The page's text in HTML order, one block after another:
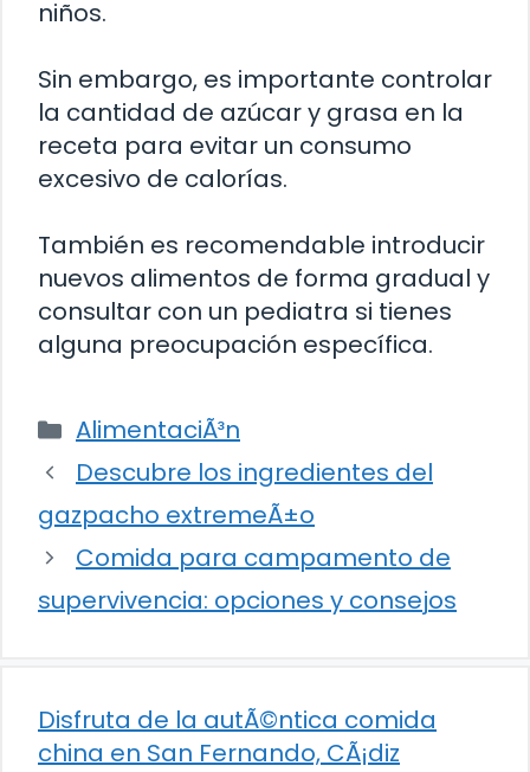
niños.
Sin embargo, es importante controlar
la cantidad de azúcar y grasa en la
receta para evitar un consumo
excesivo de calorías.
También es recomendable introducir
nuevos alimentos de forma gradual y
consultar con un pediatra si tienes
alguna preocupación específica.
Categorías
AlimentaciÃ³n
Descubre los ingredientes del
gazpacho extremeÃ±o
Comida para campamento de
supervivencia: opciones y consejos
Disfruta de la autÃ©ntica comida
china en San Fernando, CÃ¡diz